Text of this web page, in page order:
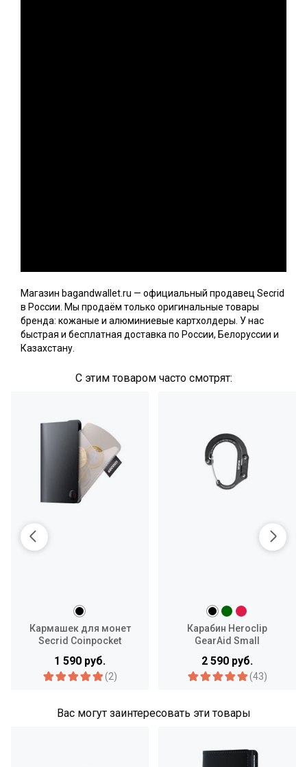
Магазин bagandwallet.ru — официальный продавец Secrid
в России. Мы продаём только оригинальные товары
бренда: кожаные и алюминиевые картхолдеры. У нас
быстрая и бесплатная доставка по России, Белоруссии и
Казахстану.
С этим товаром часто смотрят:
Кармашек для монет
Secrid Coinpocket
1 590 руб.
(2)
Карабин Heroclip
GearAid Small
2 590 руб.
(43)
Вас могут заинтересовать эти товары